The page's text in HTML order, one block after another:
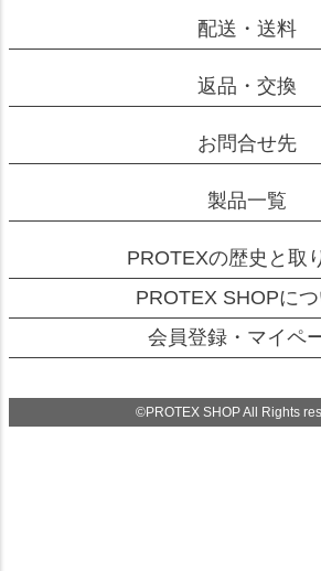
配送・送料
返品・交換
お問合せ先
製品一覧
PROTEXの歴史と取
PROTEX SHOPに
会員登録・マイペ
©PROTEX SHOP All Rights